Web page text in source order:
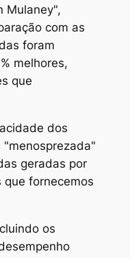
Mulaney",
com as
foram
melhores,
que
dos
"menosprezada"
geradas por
que fornecemos
os